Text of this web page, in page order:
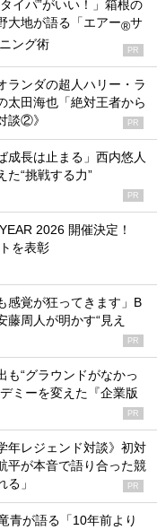
イパ”がいい！」箱根の
大地が語る「エアー®サ
ング術 PR
ランダの超人ハリー・ラ
太田海也「絶対王者から
談②》
PR
成長は止まる」西内悠人
た“挑戦する力”
PR
2026 開催決定！
を表彰
感覚が狂ってきます」B
藤周人が明かす“見え
PR
も“グラウンドがなかっ
ミーを変えた『企業版
PR
年レジェンド対談》初対
平が本音で語り合った競
」
PR
青が語る「10年前より